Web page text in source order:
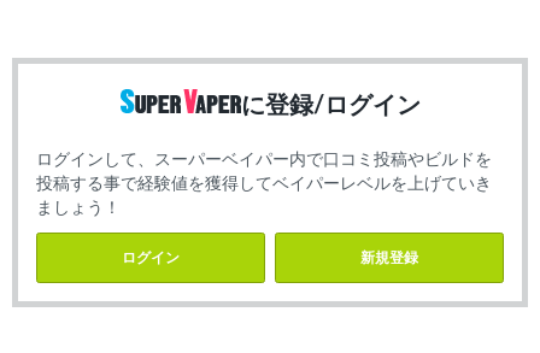
に登録/ログイン
ログインして、スーパーベイパー内で口コミ投稿やビルドを
投稿する事で経験値を獲得してベイパーレベルを上げていき
ましょう！
ログイン 新規登録